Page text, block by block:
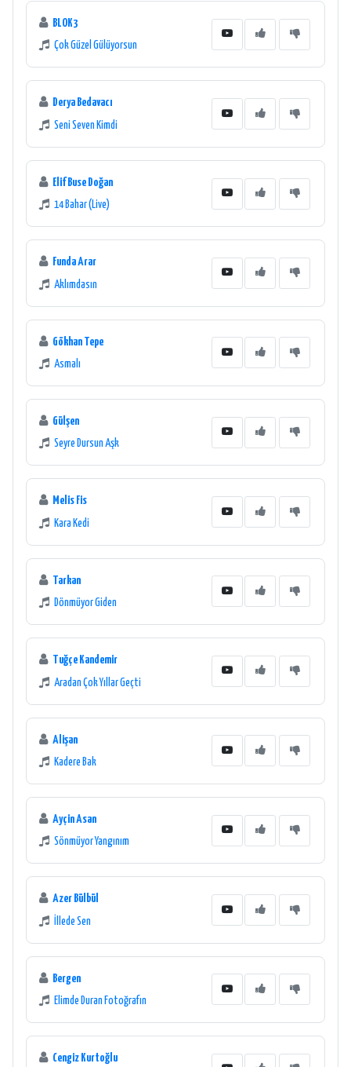
BLOK3
Çok Güzel Gülüyorsun
Derya Bedavacı
Seni Seven Kimdi
Elif Buse Doğan
14 Bahar (Live)
Funda Arar
Aklımdasın
Gökhan Tepe
Asmalı
Gülşen
Seyre Dursun Aşk
Melis Fis
Kara Kedi
Tarkan
Dönmüyor Giden
Tuğçe Kandemir
Aradan Çok Yıllar Geçti
Alişan
Kadere Bak
Ayçin Asan
Sönmüyor Yangınım
Azer Bülbül
İllede Sen
Bergen
Elimde Duran Fotoğrafın
Cengiz Kurtoğlu